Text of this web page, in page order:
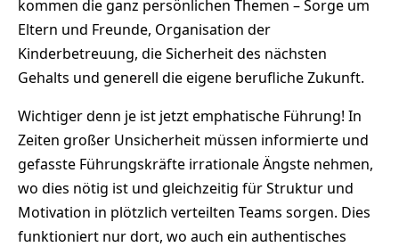
kommen die ganz persönlichen Themen – Sorge um
Eltern und Freunde, Organisation der
Kinderbetreuung, die Sicherheit des nächsten
Gehalts und generell die eigene berufliche Zukunft.
Wichtiger denn je ist jetzt emphatische Führung! In
Zeiten großer Unsicherheit müssen informierte und
gefasste Führungskräfte irrationale Ängste nehmen,
wo dies nötig ist und gleichzeitig für Struktur und
Motivation in plötzlich verteilten Teams sorgen. Dies
funktioniert nur dort, wo auch ein authentisches